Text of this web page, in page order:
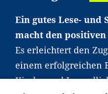
Ein gutes Lese- und
macht den
Es erleichtert den
einem erfolgreichen
Kinder und